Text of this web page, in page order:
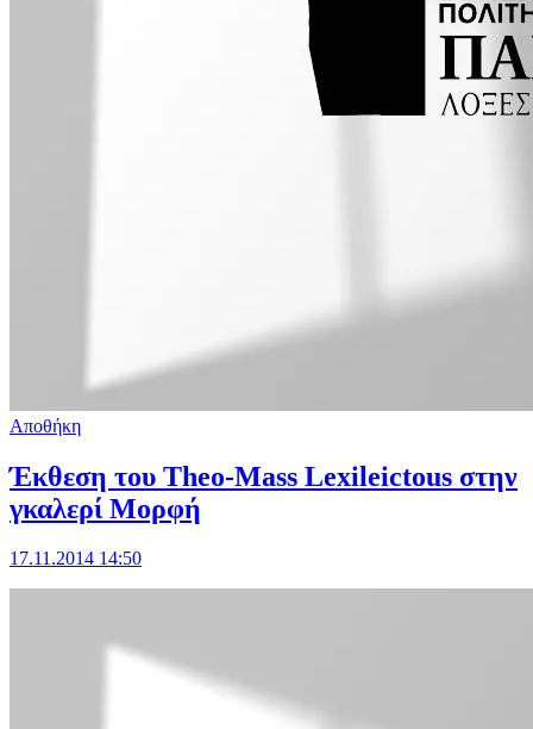
Αποθήκη
Έκθεση του Theo-Mass Lexileictous στην
γκαλερί Μορφή
17.11.2014 14:50